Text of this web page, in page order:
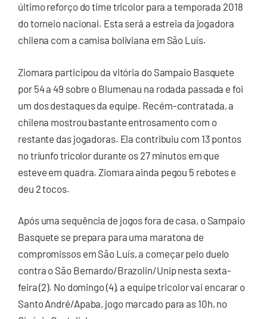
último reforço do time tricolor para a temporada 2018
do torneio nacional. Esta será a estreia da jogadora
chilena com a camisa boliviana em São Luís.
Ziomara participou da vitória do Sampaio Basquete
por 54 a 49 sobre o Blumenau na rodada passada e foi
um dos destaques da equipe. Recém-contratada, a
chilena mostrou bastante entrosamento com o
restante das jogadoras. Ela contribuiu com 13 pontos
no triunfo tricolor durante os 27 minutos em que
esteve em quadra. Ziomara ainda pegou 5 rebotes e
deu 2 tocos.
Após uma sequência de jogos fora de casa, o Sampaio
Basquete se prepara para uma maratona de
compromissos em São Luís, a começar pelo duelo
contra o São Bernardo/Brazolin/Unip nesta sexta-
feira (2). No domingo (4), a equipe tricolor vai encarar o
Santo André/Apaba, jogo marcado para as 10h, no